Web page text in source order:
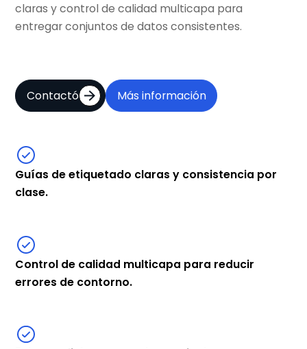
claras y control de calidad multicapa para
entregar conjuntos de datos consistentes.
Contactó Más información
Guías de etiquetado claras y consistencia por
clase.
Control de calidad multicapa para reducir
errores de contorno.